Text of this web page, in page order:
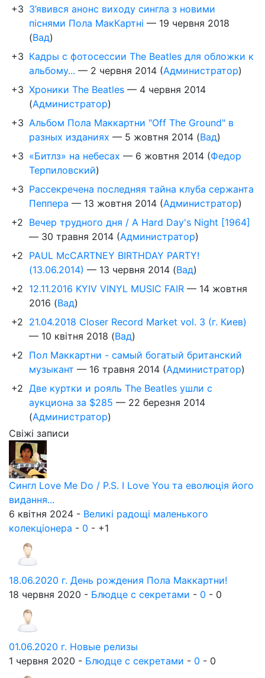
+3 З’явився анонс виходу сингла з новими
піснями Пола МакКартні — 19 червня 2018
(Вад)
+3 Кадры с фотосессии The Beatles для обложки к
альбому... — 2 червня 2014 (Администратор)
+3 Хроники The Beatles — 4 червня 2014
(Администратор)
+3 Альбом Пола Маккартни "Off The Ground" в
разных изданиях — 5 жовтня 2014 (Вад)
+3 «Битлз» на небесах — 6 жовтня 2014 (Федор
Терпиловский)
+3 Рассекречена последняя тайна клуба сержанта
Пеппера — 13 жовтня 2014 (Администратор)
+2 Вечер трудного дня / A Hard Day's Night [1964]
— 30 травня 2014 (Администратор)
+2 PAUL McCARTNEY BIRTHDAY PARTY!
(13.06.2014) — 13 червня 2014 (Вад)
+2 12.11.2016 KYIV VINYL MUSIC FAIR — 14 жовтня
2016 (Вад)
+2 21.04.2018 Closer Record Market vol. 3 (г. Киев)
— 10 квітня 2018 (Вад)
+2 Пол Маккартни - самый богатый британский
музыкант — 16 травня 2014 (Администратор)
+2 Две куртки и рояль The Beatles ушли с
аукциона за $285 — 22 березня 2014
(Администратор)
Свіжі записи
Сингл Love Me Do / P.S. I Love You та еволюція його
видання...
6 квітня 2024 - Великі радощі маленького
колекціонера - 0 - +1
18.06.2020 г. День рождения Пола Маккартни!
18 червня 2020 - Блюдце с секретами - 0 - 0
01.06.2020 г. Новые релизы
1 червня 2020 - Блюдце с секретами - 0 - 0